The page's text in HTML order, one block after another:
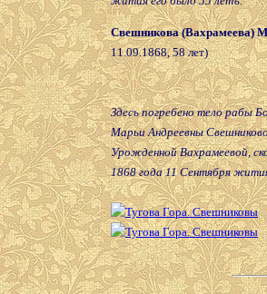
Свешникова (Вахрамеева)
11.09.1868, 58 лет)
Здесь погребено тело рабы
Марьи Андреевны
Урожденной Вахрамеевой,
1868 года 11 Сентября